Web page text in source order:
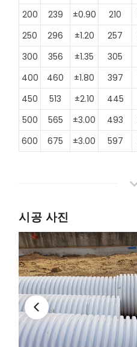
200
239 ±0.90 210
250
296 ±1.20 257
300
356 ±1.35 305
400
460 ±1.80 397
450
513 ±2.10 445
500
565 ±3.00 493
600
675 ±3.00 597
시공 사진